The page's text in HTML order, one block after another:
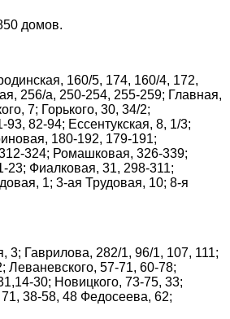
домов.
160/5, 174, 160/4, 172,
256/а, 250-254, 255-259; Главная,
7; Горького, 30, 34/2;
82-94; Ессентукская, 8, 1/3;
180-192, 179-191;
324; Ромашковая, 326-339;
Фиалковая, 31, 298-311;
1; 3-ая Трудовая, 10; 8-я
3; Гаврилова, 282/1, 96/1, 107, 111;
Леваневского, 57-71, 60-78;
30; Новицкого, 73-75, 33;
38-58, 48 Федосеева, 62;